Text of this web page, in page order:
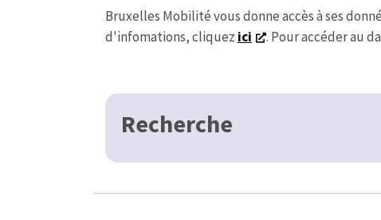
Bruxelles Mobilité vous donne accès à ses
d'infomations, cliquez ici . Pour accéder au
Recherche